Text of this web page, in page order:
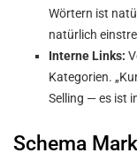
Wörtern ist
natürlich
Interne Links:
Kategorien.
Selling — es ist
Schema